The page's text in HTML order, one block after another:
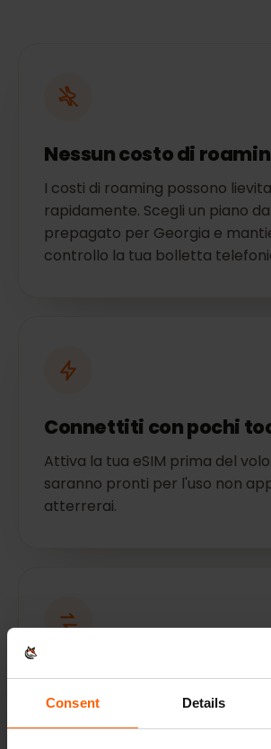
Consent Details
Nessun costo di
I costi di roaming possono
rapidamente. Scegli un piano
prepagato per Georgia e
controllo la tua bolletta
Connettiti con pochi
Attiva la tua eSIM prima del
saranno pronti per l'uso non
atterrerai.
Piani flessibili
Scegli tra diversi piani dati
Georgia. Scegli la quantità di